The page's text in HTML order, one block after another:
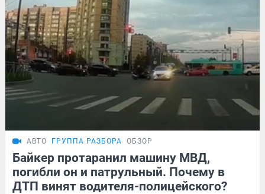
АВТО ГРУППА РАЗБОРА ОБЗОР
Байкер протаранил машину МВД,
погибли он и патрульный. Почему в
ДТП винят водителя-полицейского?